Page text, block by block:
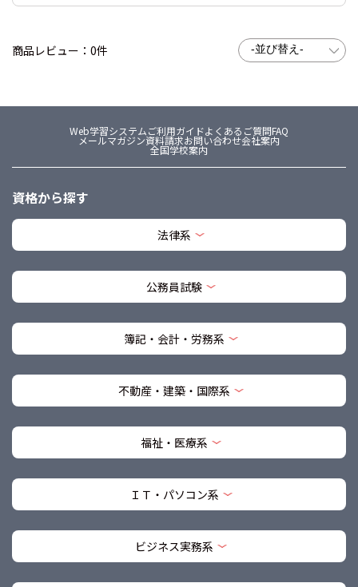
商品レビュー：0件
Web学習システムご利用ガイドよくあるご質問FAQ
メールマガジン資料請求お問い合わせ会社案内
全国学校案内
資格から探す
法律系
公務員試験
簿記・会計・労務系
不動産・建築・国際系
福祉・医療系
ＩＴ・パソコン系
ビジネス実務系